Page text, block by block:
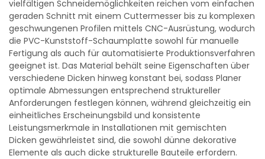
vielfältigen Schneidemöglichkeiten reichen vom einfachen
geraden Schnitt mit einem Cuttermesser bis zu komplexen
geschwungenen Profilen mittels CNC-Ausrüstung, wodurch
die PVC-Kunststoff-Schaumplatte sowohl für manuelle
Fertigung als auch für automatisierte Produktionsverfahren
geeignet ist. Das Material behält seine Eigenschaften über
verschiedene Dicken hinweg konstant bei, sodass Planer
optimale Abmessungen entsprechend struktureller
Anforderungen festlegen können, während gleichzeitig ein
einheitliches Erscheinungsbild und konsistente
Leistungsmerkmale in Installationen mit gemischten
Dicken gewährleistet sind, die sowohl dünne dekorative
Elemente als auch dicke strukturelle Bauteile erfordern.